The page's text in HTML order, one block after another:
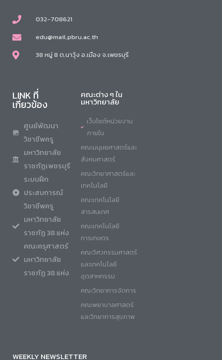
032-708621
edu@mail.pbru.ac.th
38 หมู่ 8 ต.นาวุ้ง อ.เมือง จ.เพชรบุรี
LINK ที่
เกี่ยวข้อง
ศูนย์พัฒนา
วิชาชีพครู
มหาวิทยาลัย
ราชภัฏเพชรบุรี
ระบบฝึก
ประสบการณ์
วิชาชีพครู
มหาวิทยาลัย
ราชภัฏ 38 แห่ง
คณะครุศาสตร์
มหาวิทยาลัย
ราชภัฏ 38 แห่ง
คณะต่าง ๆ ใน
มหาวิทยาลัย
เว็บไซต์หน่วยงาน
ภายใน
คณะมนุษยศาสตร์และ
สังคมศาสตร์
คณะวิทยาศาสตร์และ
เทคโนโลยี
คณะเทคโนโลยี
สารสนเทศ
คณะเทคโนโลยี
การเกษตร
คณะวิศวกรรมศาสตร์
และเทคโนโลยี
อุตสาหกรรม
คณะวิทยาการจัดการ
คณะพยาบาลศาสตร์
และวิทยาการสุขภาพ
WEEKLY NEWSLETTER